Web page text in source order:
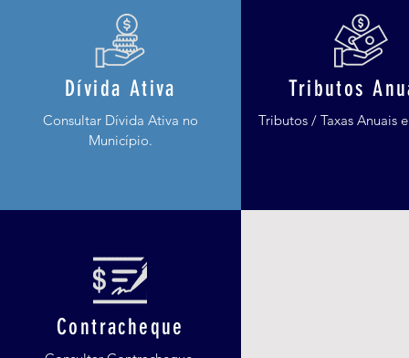
Dívida Ativa
Consultar Dívida Ativa no
Município.
Contracheque
Tributos
Tributos / Taxas Anuais